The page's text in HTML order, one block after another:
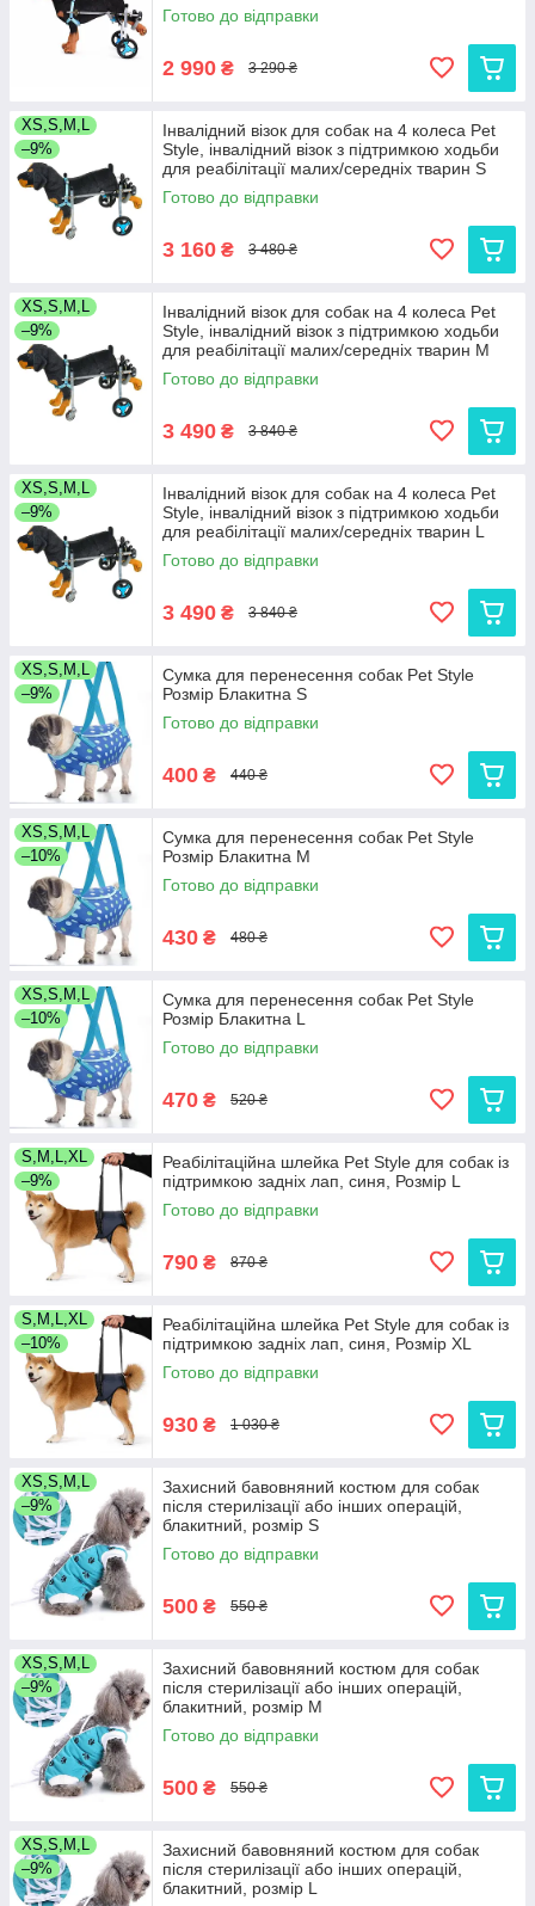
Готово до відправки
2 990 ₴ 3 290 ₴
XS,S,M,L
–9%
Інвалідний візок для собак на 4 колеса Pet
Style, інвалідний візок з підтримкою ходьби
для реабілітації малих/середніх тварин S
Готово до відправки
3 160 ₴ 3 480 ₴
XS,S,M,L
–9%
Інвалідний візок для собак на 4 колеса Pet
Style, інвалідний візок з підтримкою ходьби
для реабілітації малих/середніх тварин M
Готово до відправки
3 490 ₴ 3 840 ₴
XS,S,M,L
–9%
Інвалідний візок для собак на 4 колеса Pet
Style, інвалідний візок з підтримкою ходьби
для реабілітації малих/середніх тварин L
Готово до відправки
3 490 ₴ 3 840 ₴
XS,S,M,L
–9%
Сумка для перенесення собак Pet Style
Розмір Блакитна S
Готово до відправки
400 ₴ 440 ₴
XS,S,M,L
–10%
Сумка для перенесення собак Pet Style
Розмір Блакитна M
Готово до відправки
430 ₴ 480 ₴
XS,S,M,L
–10%
Сумка для перенесення собак Pet Style
Розмір Блакитна L
Готово до відправки
470 ₴ 520 ₴
S,M,L,XL
–9%
Реабілітаційна шлейка Pet Style для собак із
підтримкою задніх лап, синя, Розмір L
Готово до відправки
790 ₴ 870 ₴
S,M,L,XL
–10%
Реабілітаційна шлейка Pet Style для собак із
підтримкою задніх лап, синя, Розмір XL
Готово до відправки
930 ₴ 1 030 ₴
XS,S,M,L
–9%
Захисний бавовняний костюм для собак
після стерилізації або інших операцій,
блакитний, розмір S
Готово до відправки
500 ₴ 550 ₴
XS,S,M,L
–9%
Захисний бавовняний костюм для собак
після стерилізації або інших операцій,
блакитний, розмір M
Готово до відправки
500 ₴ 550 ₴
XS,S,M,L
–9%
Захисний бавовняний костюм для собак
після стерилізації або інших операцій,
блакитний, розмір L